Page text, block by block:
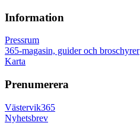
Information
Pressrum
365-magasin, guider och broschyrer
Karta
Prenumerera
Västervik365
Nyhetsbrev